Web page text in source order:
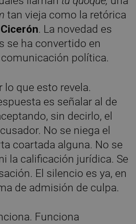
tan vieja como la retórica
Cicerón. La novedad es
se ha convertido en
política.
lo que esto revela.
es señalar al de
sin decirlo, el
No se niega el
coartada alguna. No se
la calificación jurídica. Se
El silencio es ya, en
de admisión de culpa.
Funciona